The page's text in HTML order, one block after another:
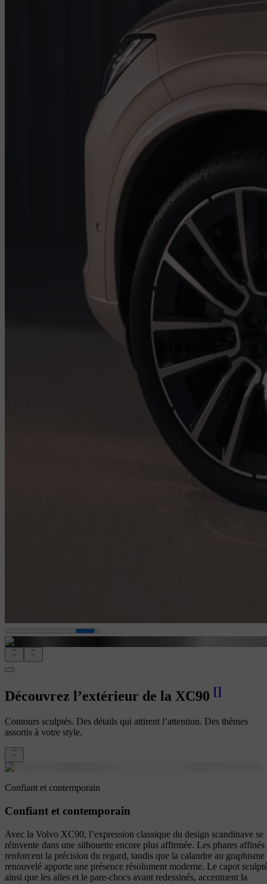
Découvrez l’extérieur de la XC90 []
Contours sculptés. Des détails qui attirent l’attention. Des thèmes
assortis à votre style.
Confiant et contemporain
Confiant et contemporain
Avec la Volvo XC90, l’expression classique du design scandinave se
réinvente dans une silhouette encore plus affirmée. Les phares affinés
renforcent la précision du regard, tandis que la calandre au graphisme
renouvelé apporte une présence résolument moderne. Le capot
ainsi que les ailes et le pare-chocs avant redessinés, accentuent la